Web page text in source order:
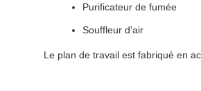
Purificateur de fumée
Souffleur d'air
Le plan de travail est fabriqué en